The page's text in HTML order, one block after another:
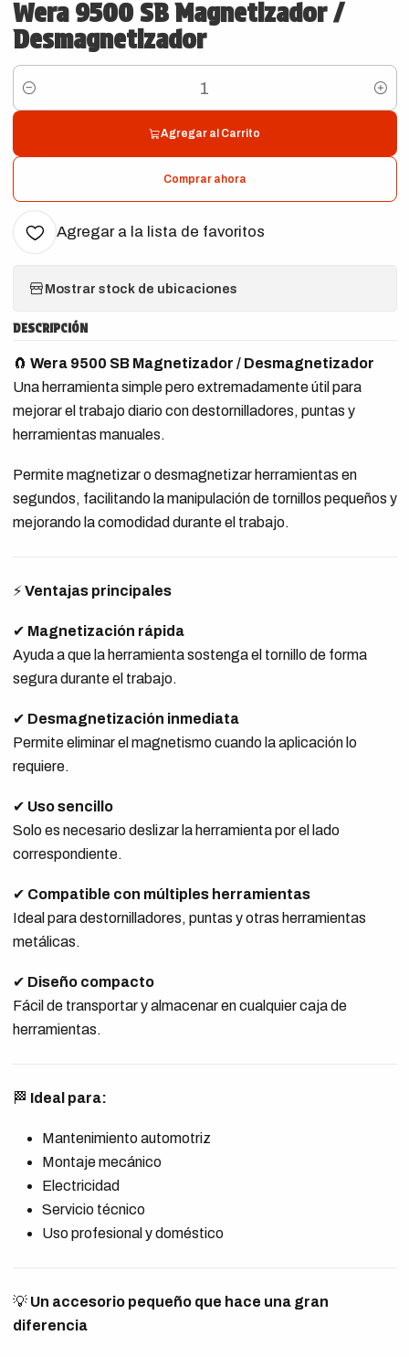
Wera 9500 SB Magnetizador /
Desmagnetizador
Cantidad
Agregar al Carrito
Comprar ahora
Agregar a la lista de favoritos
Mostrar stock de ubicaciones
DESCRIPCIÓN
🧲 Wera 9500 SB Magnetizador / Desmagnetizador
Una herramienta simple pero extremadamente útil para
mejorar el trabajo diario con destornilladores, puntas y
herramientas manuales.
Permite magnetizar o desmagnetizar herramientas en
segundos, facilitando la manipulación de tornillos pequeños y
mejorando la comodidad durante el trabajo.
⚡Ventajas principales
✔ Magnetización rápida
Ayuda a que la herramienta sostenga el tornillo de forma
segura durante el trabajo.
✔ Desmagnetización inmediata
Permite eliminar el magnetismo cuando la aplicación lo
requiere.
✔ Uso sencillo
Solo es necesario deslizar la herramienta por el lado
correspondiente.
✔ Compatible con múltiples herramientas
Ideal para destornilladores, puntas y otras herramientas
metálicas.
✔ Diseño compacto
Fácil de transportar y almacenar en cualquier caja de
herramientas.
🏁 Ideal para:
Mantenimiento automotriz
Montaje mecánico
Electricidad
Servicio técnico
Uso profesional y doméstico
💡 Un accesorio pequeño que hace una gran
diferencia